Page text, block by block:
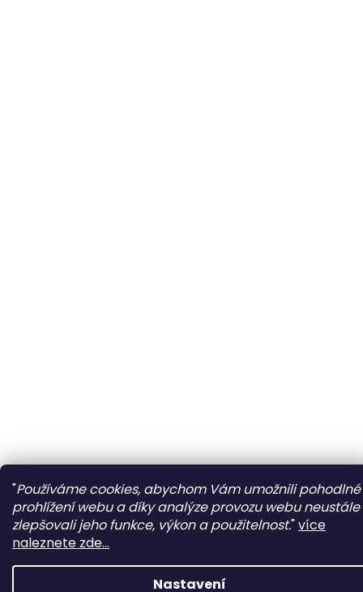
"Používáme cookies, abychom Vám umožnili pohodlné
prohlížení webu a díky analýze provozu webu neustále
zlepšovali jeho funkce, výkon a použitelnost."více
naleznete zde...
Nastavení